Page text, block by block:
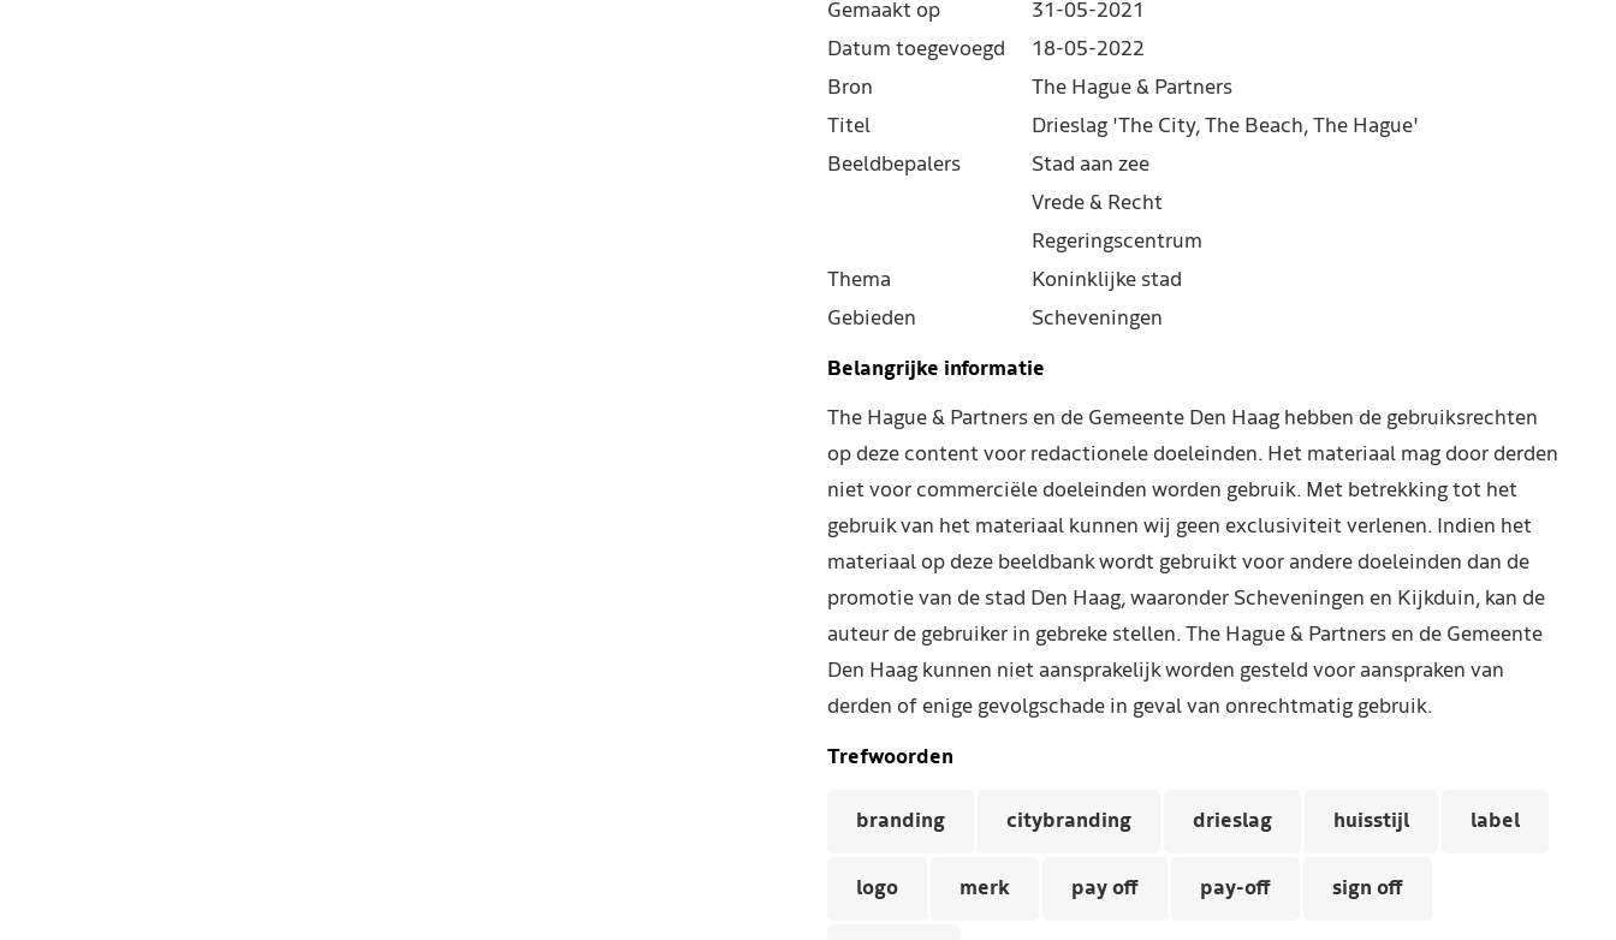
Gemaakt op
31-05-2021
Datum toegevoegd
18-05-2022
Bron
The Hague & Partners
Titel
Drieslag 'The City, The Beach, The Hague'
Beeldbepalers
Stad aan zee
Vrede & Recht
Regeringscentrum
Thema
Koninklijke stad
Gebieden
Scheveningen
Belangrijke informatie
The Hague & Partners en de Gemeente Den Haag hebben de gebruiksrechten
op deze content voor redactionele doeleinden. Het materiaal mag door derden
niet voor commerciële doeleinden worden gebruik. Met betrekking tot het
gebruik van het materiaal kunnen wij geen exclusiviteit verlenen. Indien het
materiaal op deze beeldbank wordt gebruikt voor andere doeleinden dan de
promotie van de stad Den Haag, waaronder Scheveningen en Kijkduin, kan de
auteur de gebruiker in gebreke stellen. The Hague & Partners en de Gemeente
Den Haag kunnen niet aansprakelijk worden gesteld voor aanspraken van
derden of enige gevolgschade in geval van onrechtmatig gebruik.
Trefwoorden
branding citybranding drieslag huisstijl label
logo merk pay off pay-off sign off